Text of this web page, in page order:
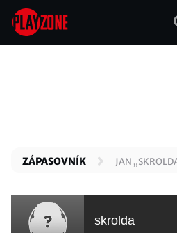
Přejít
hlavnímu
ZÁPASOVNÍK JAN
skrolda